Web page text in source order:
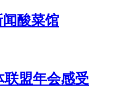
酸菜馆
盟年会感受